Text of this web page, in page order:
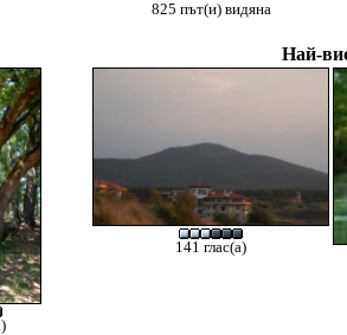
825 път(и) видяна
Най-
141 глас(а)